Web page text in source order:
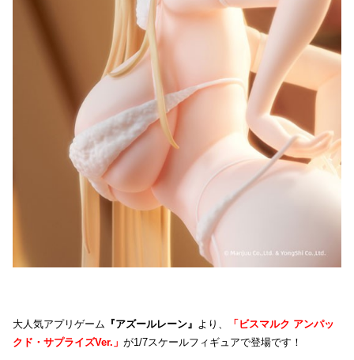
大人気アプリゲーム 『アズールレーン』 より、
「ビスマルク アンパッ
クド・サプライズVer.」 が1/7スケールフィギュアで登場です！